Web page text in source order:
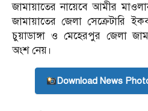
জামায়াতের নায়েবে আমীর
জামায়াতের জেলা সেক্রেটারি
চুয়াডাঙ্গা ও মেহেরপুর জেলা
অংশ নেয়।
Download News